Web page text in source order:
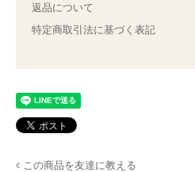
返品について
特定商取引法に基づく表記
この商品を友達に教える